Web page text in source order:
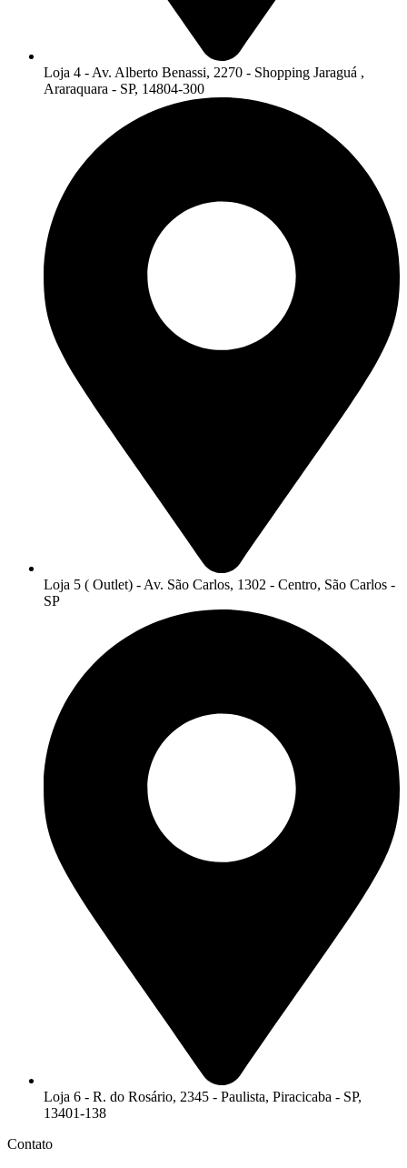
Loja 4 - Av. Alberto Benassi, 2270 - Shopping Jaraguá ,
Araraquara - SP, 14804-300
Loja 5 ( Outlet) - Av. São Carlos, 1302 - Centro, São Carlos -
SP
Loja 6 - R. do Rosário, 2345 - Paulista, Piracicaba - SP,
13401-138
Contato